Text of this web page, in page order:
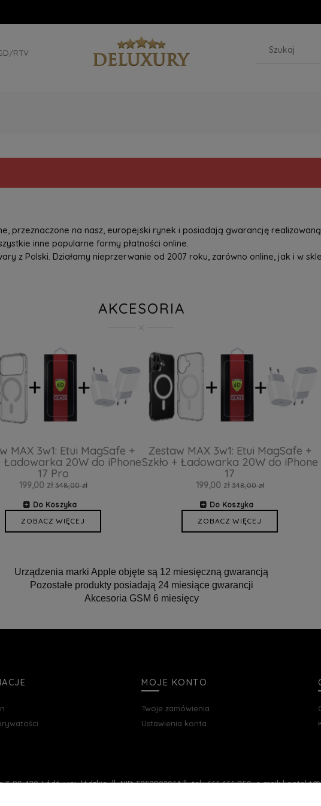
RTV
przeznaczone na nasz, europejski rynek i posiadają gwarancję realizowaną
inne popularne formy płatności online.
z Polski. Działamy nieprzerwanie od 2007 roku, zarówno online, jak i w
AKCESORIA
MAX 3w1: Etui MagSafe +
Ładowarka 20W do iPhone
17 Pro
199,00 zł 348,00 zł
Do Koszyka
ZOBACZ WIĘCEJ
Zestaw MAX 3w1: Etui MagSafe +
Szkło + Ładowarka 20W do iPhone
17
199,00 zł 348,00 zł
Do Koszyka
ZOBACZ WIĘCEJ
Urządzenia marki Apple objęte są 12 miesięczną gwarancją
Pozostałe produkty posiadają 24 miesiące gwarancji
Akcesoria GSM 6 miesięcy
MOJE KONTO
Twoje zamówienia
Ustawienia konta
90-420 Łódź, woj. łódzkie || NIP: 5252902064 || tel.: 666 666 950, e-mail: